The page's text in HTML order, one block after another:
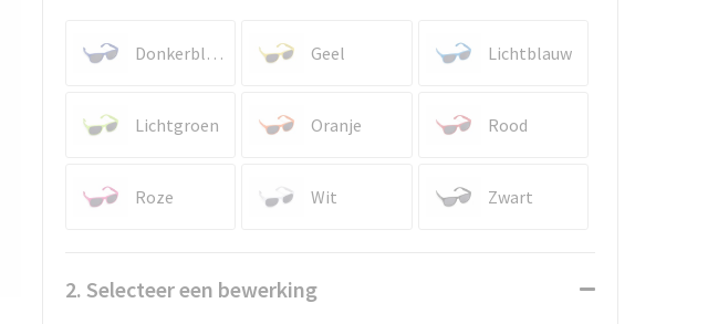
Donkerblauw Geel Lichtblauw
Lichtgroen Oranje Rood
Roze Wit Zwart
2. Selecteer een bewerking